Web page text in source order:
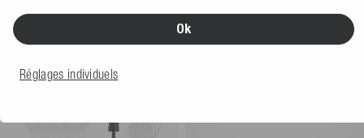
Ok
Réglages individuels